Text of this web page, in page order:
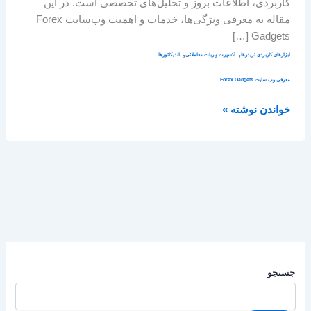
جستجو
کاربردی، اطلاعات بروز و تحلیل‌های تخصصی است. در این
مقاله به معرفی ویژگی‌ها، خدمات و اهمیت وب‌سایت Forex
Gadgets […]
ابزارهای کاربردی تریدرها, اکسپرت و ربات معاملاتی, اندیکاتورها
معرفی وب‌ سایت Forex Gadgets
خواندن نوشته »